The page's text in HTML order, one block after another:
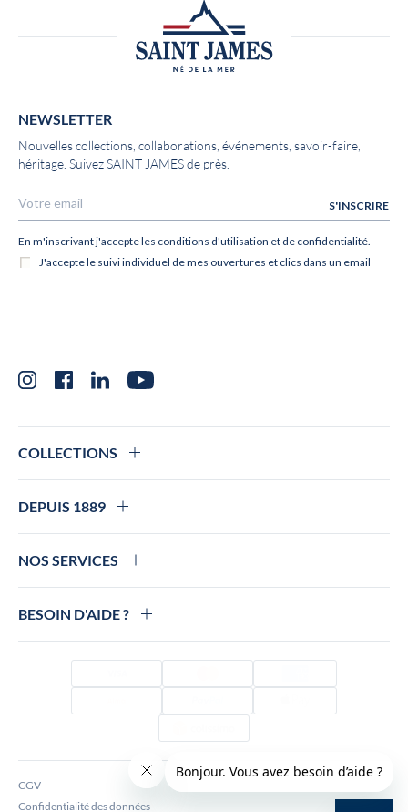
NEWSLETTER
Nouvelles collections, collaborations, événements, savoir-faire,
héritage. Suivez SAINT JAMES de près.
InstagramFacebookLinkedInYouTube
COLLECTIONS
DEPUIS 1889
NOS SERVICES
BESOIN D'AIDE ?
CGV
Confidentialité des données